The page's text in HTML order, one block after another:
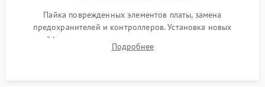
Пайка поврежденных элементов платы, замена
предохранителей и контроллеров. Установка новых
шлейфов, дисплея, механизма затвора или двигателя
автофокуса. Восстановление геометрии тубуса объектива
Подробнее